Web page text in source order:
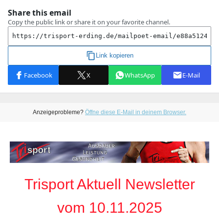
Anzeigeprobleme? Öffne diese E-Mail in deinem Browser.
Trisport Aktuell Newsletter
vom 10.11.2025